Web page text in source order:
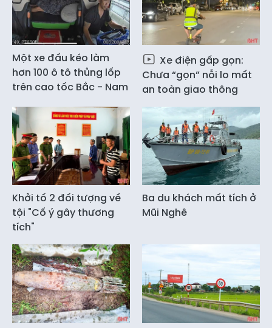
Một xe đầu kéo làm
hơn 100 ô tô thủng lốp
trên cao tốc Bắc - Nam
Xe điện gấp gọn:
Chưa “gọn” nỗi lo mất
an toàn giao thông
Khởi tố 2 đối tượng về
tội "Cố ý gây thương
tích"
Ba du khách mất tích ở
Mũi Nghê